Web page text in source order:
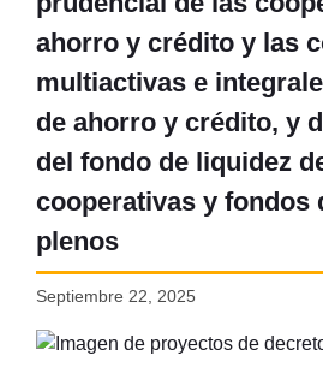
ahorro y crédito y las
multiactivas e
de ahorro y crédito, y
del fondo de liquidez
cooperativas y fondos
plenos
Septiembre 22, 2025